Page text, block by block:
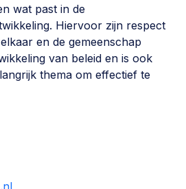
wat past in de
Hiervoor zijn respect
en de gemeenschap
van beleid en is ook
thema om effectief te